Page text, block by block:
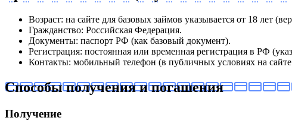
Возраст: на сайте для базовых займов указывается от 18 лет
Гражданство: Российская Федерация.
Документы: паспорт РФ (как базовый документ).
Регистрация: постоянная или временная регистрация в РФ
Контакты: мобильный телефон (в публичных условиях на
Способы получения и погашения
Получение